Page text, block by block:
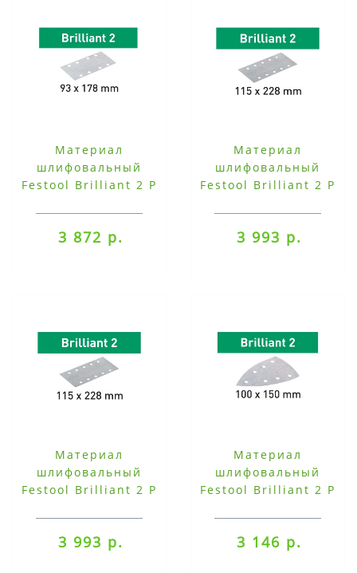
Материал
шлифовальный
Festool Brilliant 2 P
P220-BR2/100
3 872 р.
Материал
шлифовальный
Festool Brilliant 2 P
P240-BR2/100
3 993 р.
Материал
шлифовальный
Festool Brilliant 2 P
P320-BR2/100
3 993 р.
Материал
шлифовальный
Festool Brilliant 2 P
BR2/50
3 146 р.